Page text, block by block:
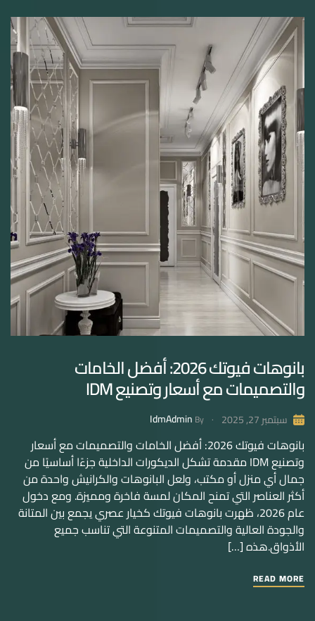
بانوهات فيوتك 2026: أفضل الخامات
والتصميمات مع أسعار وتصنيع IDM
سبتمبر 27, 2025 By
IdmAdmin
بانوهات فيوتك 2026: أفضل الخامات والتصميمات مع أسعار
وتصنيع IDM مقدمة تشكل الديكورات الداخلية جزءًا أساسيًا من
جمال أي منزل أو مكتب، ولعل البانوهات والكرانيش واحدة من
أكثر العناصر التي تمنح المكان لمسة فاخرة ومميزة. ومع دخول
عام 2026، ظهرت بانوهات فيوتك كخيار عصري يجمع بين المتانة
والجودة العالية والتصميمات المتنوعة التي تناسب جميع
الأذواق.هذه […]
READ MORE